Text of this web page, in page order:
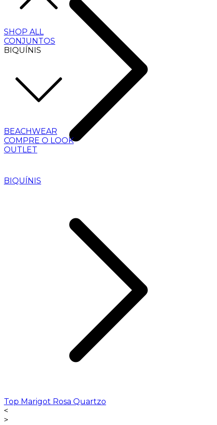
SHOP ALL
CONJUNTOS
BIQUÍNIS
BEACHWEAR
COMPRE O LOOK
OUTLET
BIQUÍNIS
Top Marigot Rosa Quartzo
<
>